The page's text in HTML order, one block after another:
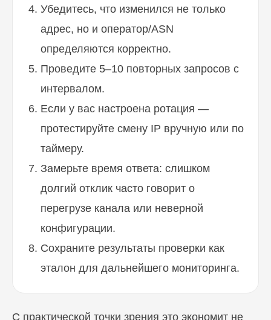
Убедитесь, что изменился не только
адрес, но и оператор/ASN
определяются корректно.
Проведите 5–10 повторных запросов с
интервалом.
Если у вас настроена ротация —
протестируйте смену IP вручную или по
таймеру.
Замерьте время ответа: слишком
долгий отклик часто говорит о
перегрузе канала или неверной
конфигурации.
Сохраните результаты проверки как
эталон для дальнейшего мониторинга.
С практической точки зрения это экономит не
ПЕРЕЙТИ В БЛОГ
ПЕРЕЙТИ В БЛОГ